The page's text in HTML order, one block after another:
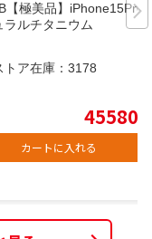
【極美品】iPhone15Pro
ラルチタニウム
トア在庫： 3178
45580
カートに入れる